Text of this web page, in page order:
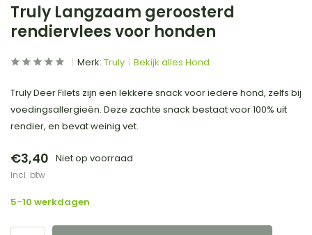
Truly Langzaam geroosterd
rendiervlees voor honden
Merk: Truly Bekijk alles Hond
Truly Deer Filets zijn een lekkere snack voor iedere hond, zelfs bij
voedingsallergieën. Deze zachte snack bestaat voor 100% uit
rendier, en bevat weinig vet.
€3,40 Niet op voorraad
Incl. btw
5-10 werkdagen